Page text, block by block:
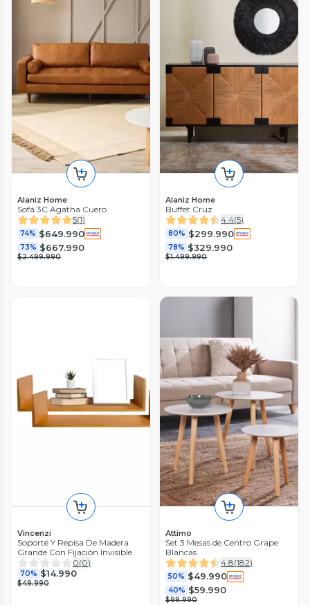
Alaniz Home
Sofá 3C Agatha Cuero
5(1)
74% $649.990
73% $667.990
$2.499.990
Alaniz Home
Buffet Cruz
4.4(5)
80% $299.990
78% $329.990
$1.499.990
Vincenzi
Soporte Y Repisa De Madera
Grande Con Fijación Invisible
0(0)
70% $14.990
$49.990
Attimo
Set 3 Mesas de Centro Grape
Blancas
4.8(182)
50% $49.990
40% $59.990
$99.990